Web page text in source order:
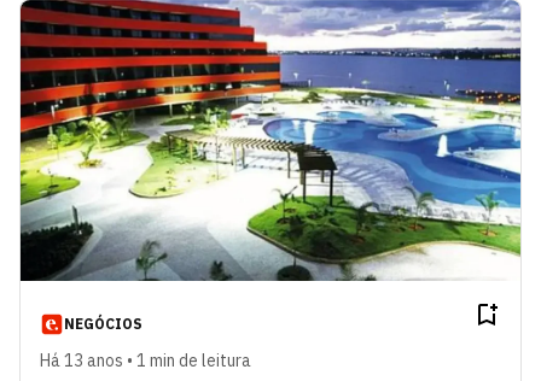
NEGÓCIOS
Há 13 anos • 1 min de leitura